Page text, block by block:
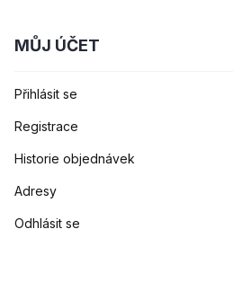
MŮJ ÚČET
Přihlásit se
Registrace
Historie objednávek
Adresy
Odhlásit se